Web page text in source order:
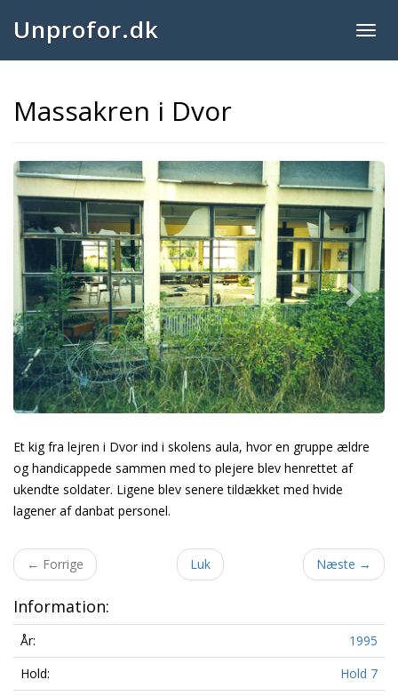
Unprofor.dk
Massakren i Dvor
Next
Et kig fra lejren i Dvor ind i skolens aula, hvor en gruppe ældre
og handicappede sammen med to plejere blev henrettet af
ukendte soldater. Ligene blev senere tildækket med hvide
lagener af danbat personel.
← Forrige Luk Næste →
Information:
År:
1995
Hold:
Hold 7